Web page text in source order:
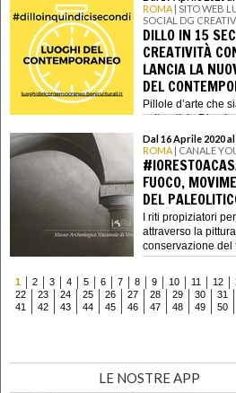
ROMA | SITO WEB
SOCIAL DG
DILLO IN 15
CREATIVITÀ
LANCIA LA
DEL
Pillole d’arte che
culturali: la
del Mi...
Dal 16 Aprile 2020
ROMA | CANALE
FUOCO,
DEL
I riti propiziatori
attraverso la
conservazione del
1 2 3 4 5 6 7 8 9 10 11 12
22
23 24 25 26 27 28 29 30 31
41
42 43 44 45 46 47 48 49 50
LE NOSTRE APP